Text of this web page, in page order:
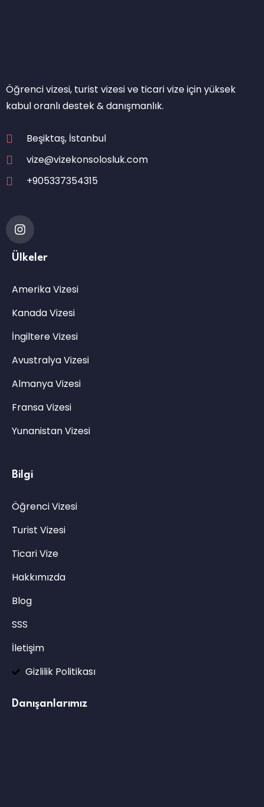
Öğrenci vizesi, turist vizesi ve ticari vize için yüksek
kabul oranlı destek & danışmanlık.
Beşiktaş, İstanbul
vize@vizekonsolosluk.com
+905337354315
Ülkeler
Amerika Vizesi
Kanada Vizesi
İngiltere Vizesi
Avustralya Vizesi
Almanya Vizesi
Fransa Vizesi
Yunanistan Vizesi
Bilgi
Öğrenci Vizesi
Turist Vizesi
Ticari Vize
Hakkımızda
Blog
SSS
İletişim
Gizlilik Politikası
Danışanlarımız